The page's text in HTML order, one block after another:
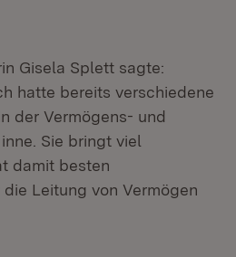
Gisela Splett sagte:
hatte bereits verschiedene
der Vermögens- und
Sie bringt viel
damit besten
Leitung von Vermögen